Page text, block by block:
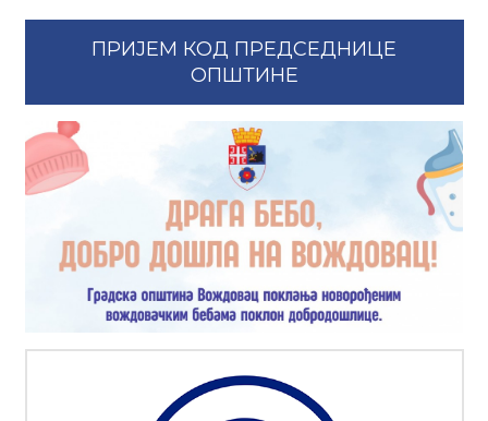
ПРИЈЕМ КОД ПРЕДСЕДНИЦЕ
ОПШТИНЕ